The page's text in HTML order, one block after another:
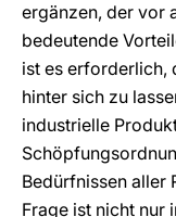
ergänzen, der vor
bedeutende
ist es erforderlich,
hinter sich zu
industrielle
Bedürfnissen aller
Frage ist nicht nur